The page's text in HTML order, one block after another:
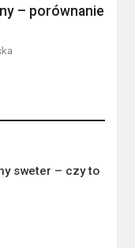
– porównanie
sweter – czy to